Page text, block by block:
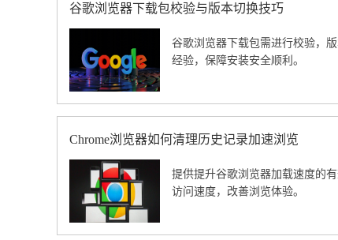
谷歌浏览器下载包校验与版本切换技巧
谷歌浏览器下载包需进行校验，
经验，保障安装安全顺利。
Chrome浏览器如何清理历史记录加速浏览
提供提升谷歌浏览器加载速度的
访问速度，改善浏览体验。